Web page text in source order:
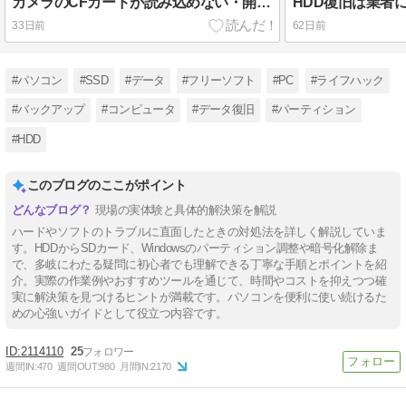
33日前 62日前
#パソコン #SSD #データ #フリーソフト #PC #ライフハック
#バックアップ #コンピュータ #データ復旧 #パーティション
#HDD
このブログのここがポイント
現場の実体験と具体的解決策を解説
ハードやソフトのトラブルに直面したときの対処法を詳しく解説していま
す。HDDからSDカード、Windowsのパーティション調整や暗号化解除ま
で、多岐にわたる疑問に初心者でも理解できる丁寧な手順とポイントを紹
介。実際の作業例やおすすめツールを通じて、時間やコストを抑えつつ確
実に解決策を見つけるヒントが満載です。パソコンを便利に使い続けるた
めの心強いガイドとして役立つ内容です。
2114110 25
週間IN:470 週間OUT:980 月間IN:2170